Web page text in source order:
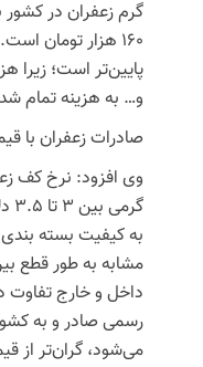
۱۶۰ هزار تومان
پایین‌تر است؛ زیرا
و… به هزینه تمام
صادرات زعفران با
وی افزود: نرخ کف
به کیفیت بسته بندی
داخل و خارج تفاوت
رسمی صادر و به
می‌شود، گران‌تر از